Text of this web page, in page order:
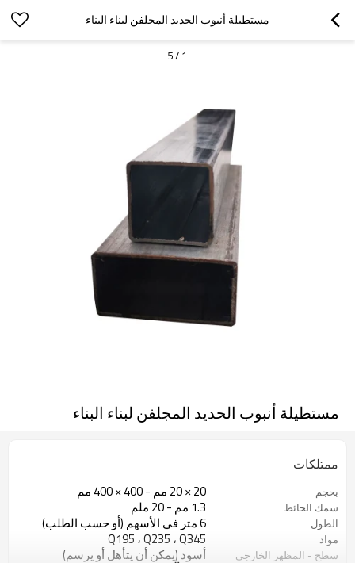
مستطيلة أنبوب الحديد المجلفن لبناء البناء
1
/
5
مستطيلة أنبوب الحديد المجلفن لبناء البناء
ممتلكات
بحجم 20 × 20 مم - 400 × 400 مم
سمك الحائط 1.3 مم - 20 ملم
الطول 6 متر في الأسهم (أو حسب الطلب)
مواد Q195 ، Q235 ، Q345
سطح - المظهر الخارجي أسود (يمكن أن يتأهل أو يرسم)